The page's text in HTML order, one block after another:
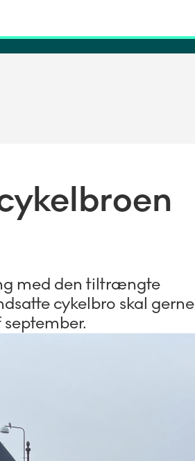
med den tiltrængte
cykelbro skal gerne